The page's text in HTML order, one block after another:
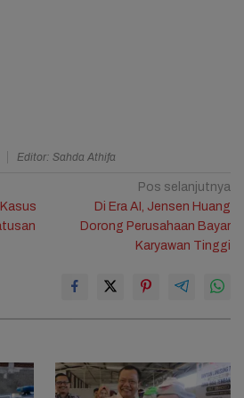
Editor: Sahda Athifa
Pos selanjutnya
Di Era AI, Jensen Huang
Dorong Perusahaan Bayar
Karyawan Tinggi